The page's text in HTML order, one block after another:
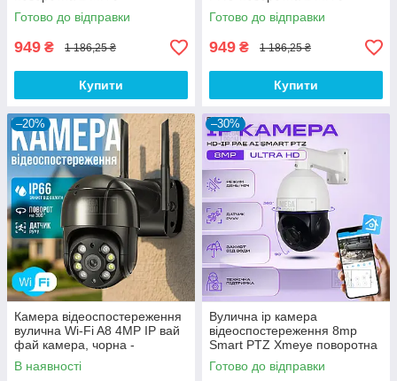
віддаленим доступом WiFi
N3(A8) камера зовнішнього
Готово до відправки
949 ₴ 1 186,25 ₴
Купити
віддаленим доступом WiFi
зовнішнього спостереження
Готово до відправки
949 ₴ 1 186,25 ₴
Купити
–20%
Камера відеоспостереження
вулична Wi-Fi A8 4MP IP вай
фай камера, чорна -
Відеокамера для дому
В наявності
–30%
Вулична ip камера
відеоспостереження 8mp
Smart PTZ Xmeye поворотна
з віддаленим доступом з
передачею на телефон
Готово до відправки